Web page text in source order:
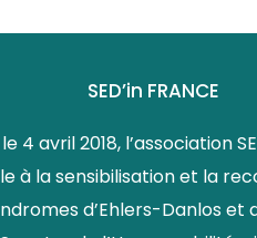
SED’in FRANCE
4 avril 2018, l’association
à la sensibilisation et la
d’Ehlers-Danlos et